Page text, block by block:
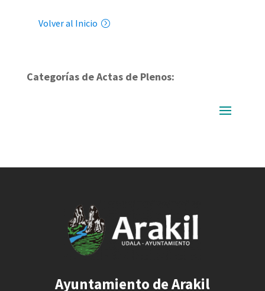
Volver al Inicio
Categorías de Actas de Plenos:
Ayuntamiento de Arakil